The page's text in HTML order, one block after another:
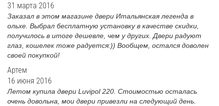
31 марта 2016
Заказал в этом магазине двери Итальянская легенда в
ольхе. Выбрал бесплатную установку в качестве скидки,
получилось в итоге дешевле, чем у других. Двери радуют
глаз, кошелек тоже радуется:)) Вообщем, остался доволен
своей покупкой!
Артем
16 июня 2016
Летом купила двери Luvipol 220. Стоимостью осталась
очень довольна, мои двери привезли на следующий день.